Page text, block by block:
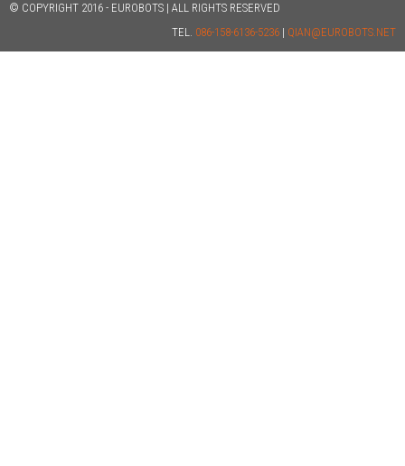
© COPYRIGHT 2016 - EUROBOTS | ALL RIGHTS RESERVED
TEL. 086-158-6136-5236 | QIAN@EUROBOTS.NET